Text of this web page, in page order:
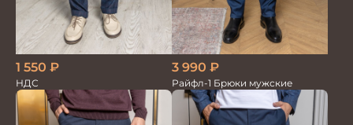
1 550 ₽
НДС
3 990 ₽
Райфл-1 Брюки мужские